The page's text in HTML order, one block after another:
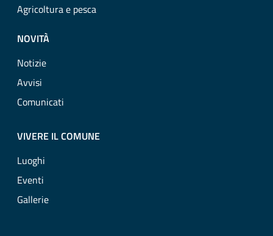
Agricoltura e pesca
NOVITÀ
Notizie
Avvisi
Comunicati
VIVERE IL COMUNE
Luoghi
Eventi
Gallerie